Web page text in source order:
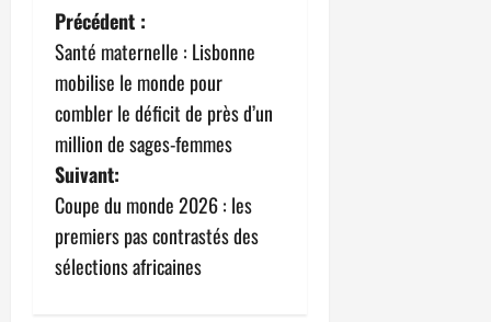
N
a
v
i
g
a
Précédent :
Santé maternelle : Lisbonne
mobilise le monde pour
combler le déficit de près d’un
million de sages-femmes
Suivant:
Coupe du monde 2026 : les
premiers pas contrastés des
sélections africaines